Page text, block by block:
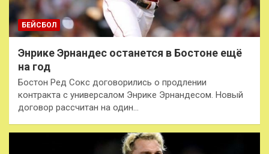
БЕЙСБОЛ
Энрике Эрнандес останется в Бостоне ещё
на год
Бостон Ред Сокс договорились о продлении
контракта с универсалом Энрике Эрнандесом. Новый
договор рассчитан на один…